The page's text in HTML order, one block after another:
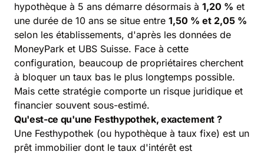
hypothèque à 5 ans démarre désormais à 1,20 % et
une durée de 10 ans se situe entre 1,50 % et 2,05 %
selon les établissements, d'après les données de
MoneyPark et UBS Suisse. Face à cette
configuration, beaucoup de propriétaires cherchent
à bloquer un taux bas le plus longtemps possible.
Mais cette stratégie comporte un risque juridique et
financier souvent sous-estimé.
Qu'est-ce qu'une Festhypothek, exactement ?
Une Festhypothek (ou hypothèque à taux fixe) est un
prêt immobilier dont le taux d'intérêt est